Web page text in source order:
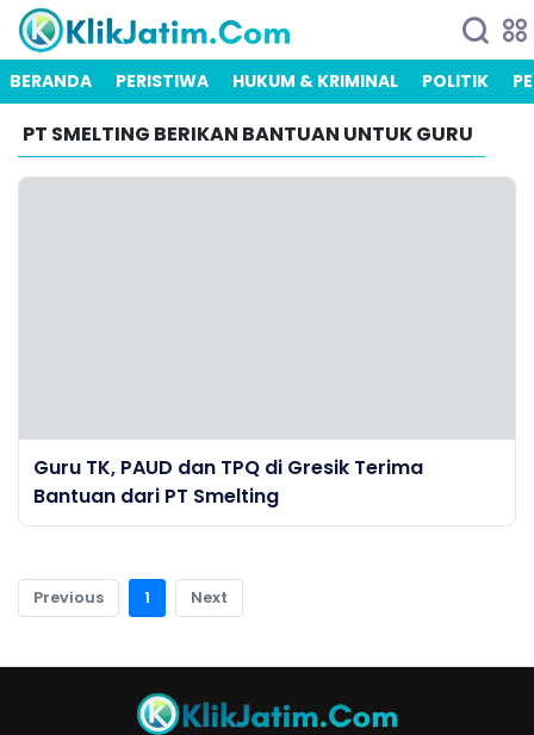
BERANDA PERISTIWA HUKUM & KRIMINAL POLITIK
PT SMELTING BERIKAN BANTUAN UNTUK GURU
Guru TK, PAUD dan TPQ di Gresik Terima
Bantuan dari PT Smelting
Previous 1 Next